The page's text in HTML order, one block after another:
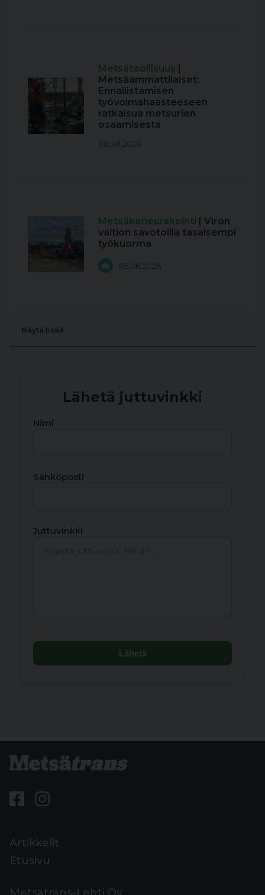
Metsäteollisuus
Metsäammattilaiset:
Ennallistamisen
työvoimahaasteeseen
ratkaisua metsurien
osaamisesta
06.08.2026
Metsäkoneurakointi
| Viron
valtion savotoilla tasaisempi
työkuorma
05.08.2026
Näytä lisää
Lähetä juttuvinkki
Nimi
Sähköposti
Juttuvinkki
Lähetä
Artikkelit
Etusivu